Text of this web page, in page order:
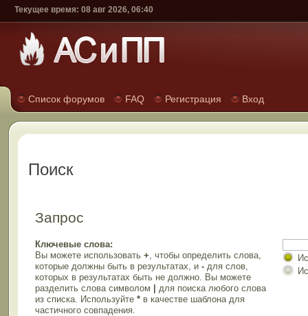
Текущее время: 08 авг 2026, 06:40
Список форумов FAQ Регистрация Вход
Поиск
Запрос
Ключевые слова:
Вы можете использовать +, чтобы определить слова,
которые должны быть в результатах, и -для слов,
которых в результатах быть не должно. Вы можете
разделить слова символом
для поиска любого слова
из списка. Используйте *в качестве шаблона для
частичного совпадения.